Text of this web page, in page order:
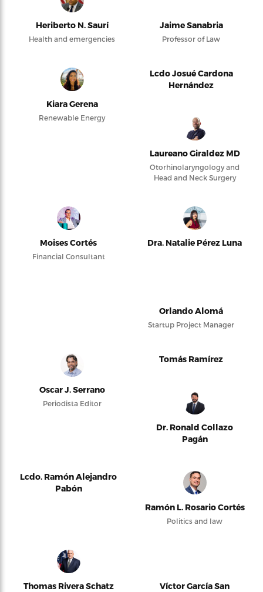
Heriberto N. Saurí
Health and emergencies
Jaime Sanabria
Professor of Law
Kiara Gerena
Renewable Energy
Lcdo Josué Cardona
Hernández
Laureano Giraldez MD
Otorhinolaryngology and
Head and Neck Surgery
Moises Cortés
Financial Consultant
Dra. Natalie Pérez Luna
Orlando Alomá
Startup Project Manager
Oscar J. Serrano
Periodista Editor
Tomás Ramírez
Dr. Ronald Collazo
Pagán
Lcdo. Ramón Alejandro
Pabón
Ramón L. Rosario Cortés
Politics and law
Thomas Rivera Schatz
Víctor García San